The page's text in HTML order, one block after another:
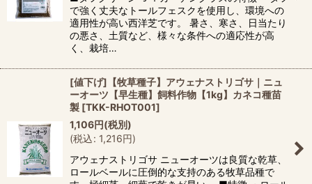
で強く丈夫なトールフェスクを使用し、環境への
適用性が高い西洋芝です。 暑さ、寒さ、日当たり
の悪さ、土質など、様々な条件への適応性が高
く、栽培…
[値下げ]【牧草種子】アウェナストリゴサ｜ニュ
ーオーツ【早生種】飼料作物【1kg】カネコ種苗
製 [TKK-RHOT001]
1,106円(税別)
(税込: 1,216円)
アウェナストリゴサ ニューオーツは良質な乾草、
ロールベールに圧倒的な支持のある牧草品種で